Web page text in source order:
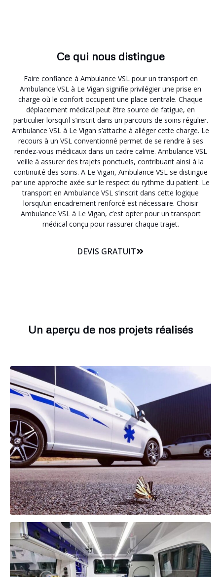
Ce qui nous distingue
Faire confiance à Ambulance VSL pour un transport en
Ambulance VSL à Le Vigan signifie privilégier une prise en
charge où le confort occupent une place centrale. Chaque
déplacement médical peut être source de fatigue, en
particulier lorsqu’il s’inscrit dans un parcours de soins régulier.
Ambulance VSL à Le Vigan s’attache à alléger cette charge. Le
recours à un VSL conventionné permet de se rendre à ses
rendez-vous médicaux dans un cadre calme. Ambulance VSL
veille à assurer des trajets ponctuels, contribuant ainsi à la
continuité des soins. A Le Vigan, Ambulance VSL se distingue
par une approche axée sur le respect du rythme du patient. Le
transport en Ambulance VSL s’inscrit dans cette logique
lorsqu’un encadrement renforcé est nécessaire. Choisir
Ambulance VSL à Le Vigan, c’est opter pour un transport
médical conçu pour rassurer chaque trajet.
DEVIS GRATUIT
Un aperçu de nos projets réalisés